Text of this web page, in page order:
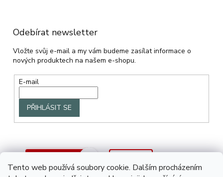
Tento web používá soubory cookie. Dalším procházením
Odebírat newsletter
Vložte svůj e-mail a my vám budeme zasílat informace o
nových produktech na našem e-shopu.
E-mail
PŘIHLÁSIT SE